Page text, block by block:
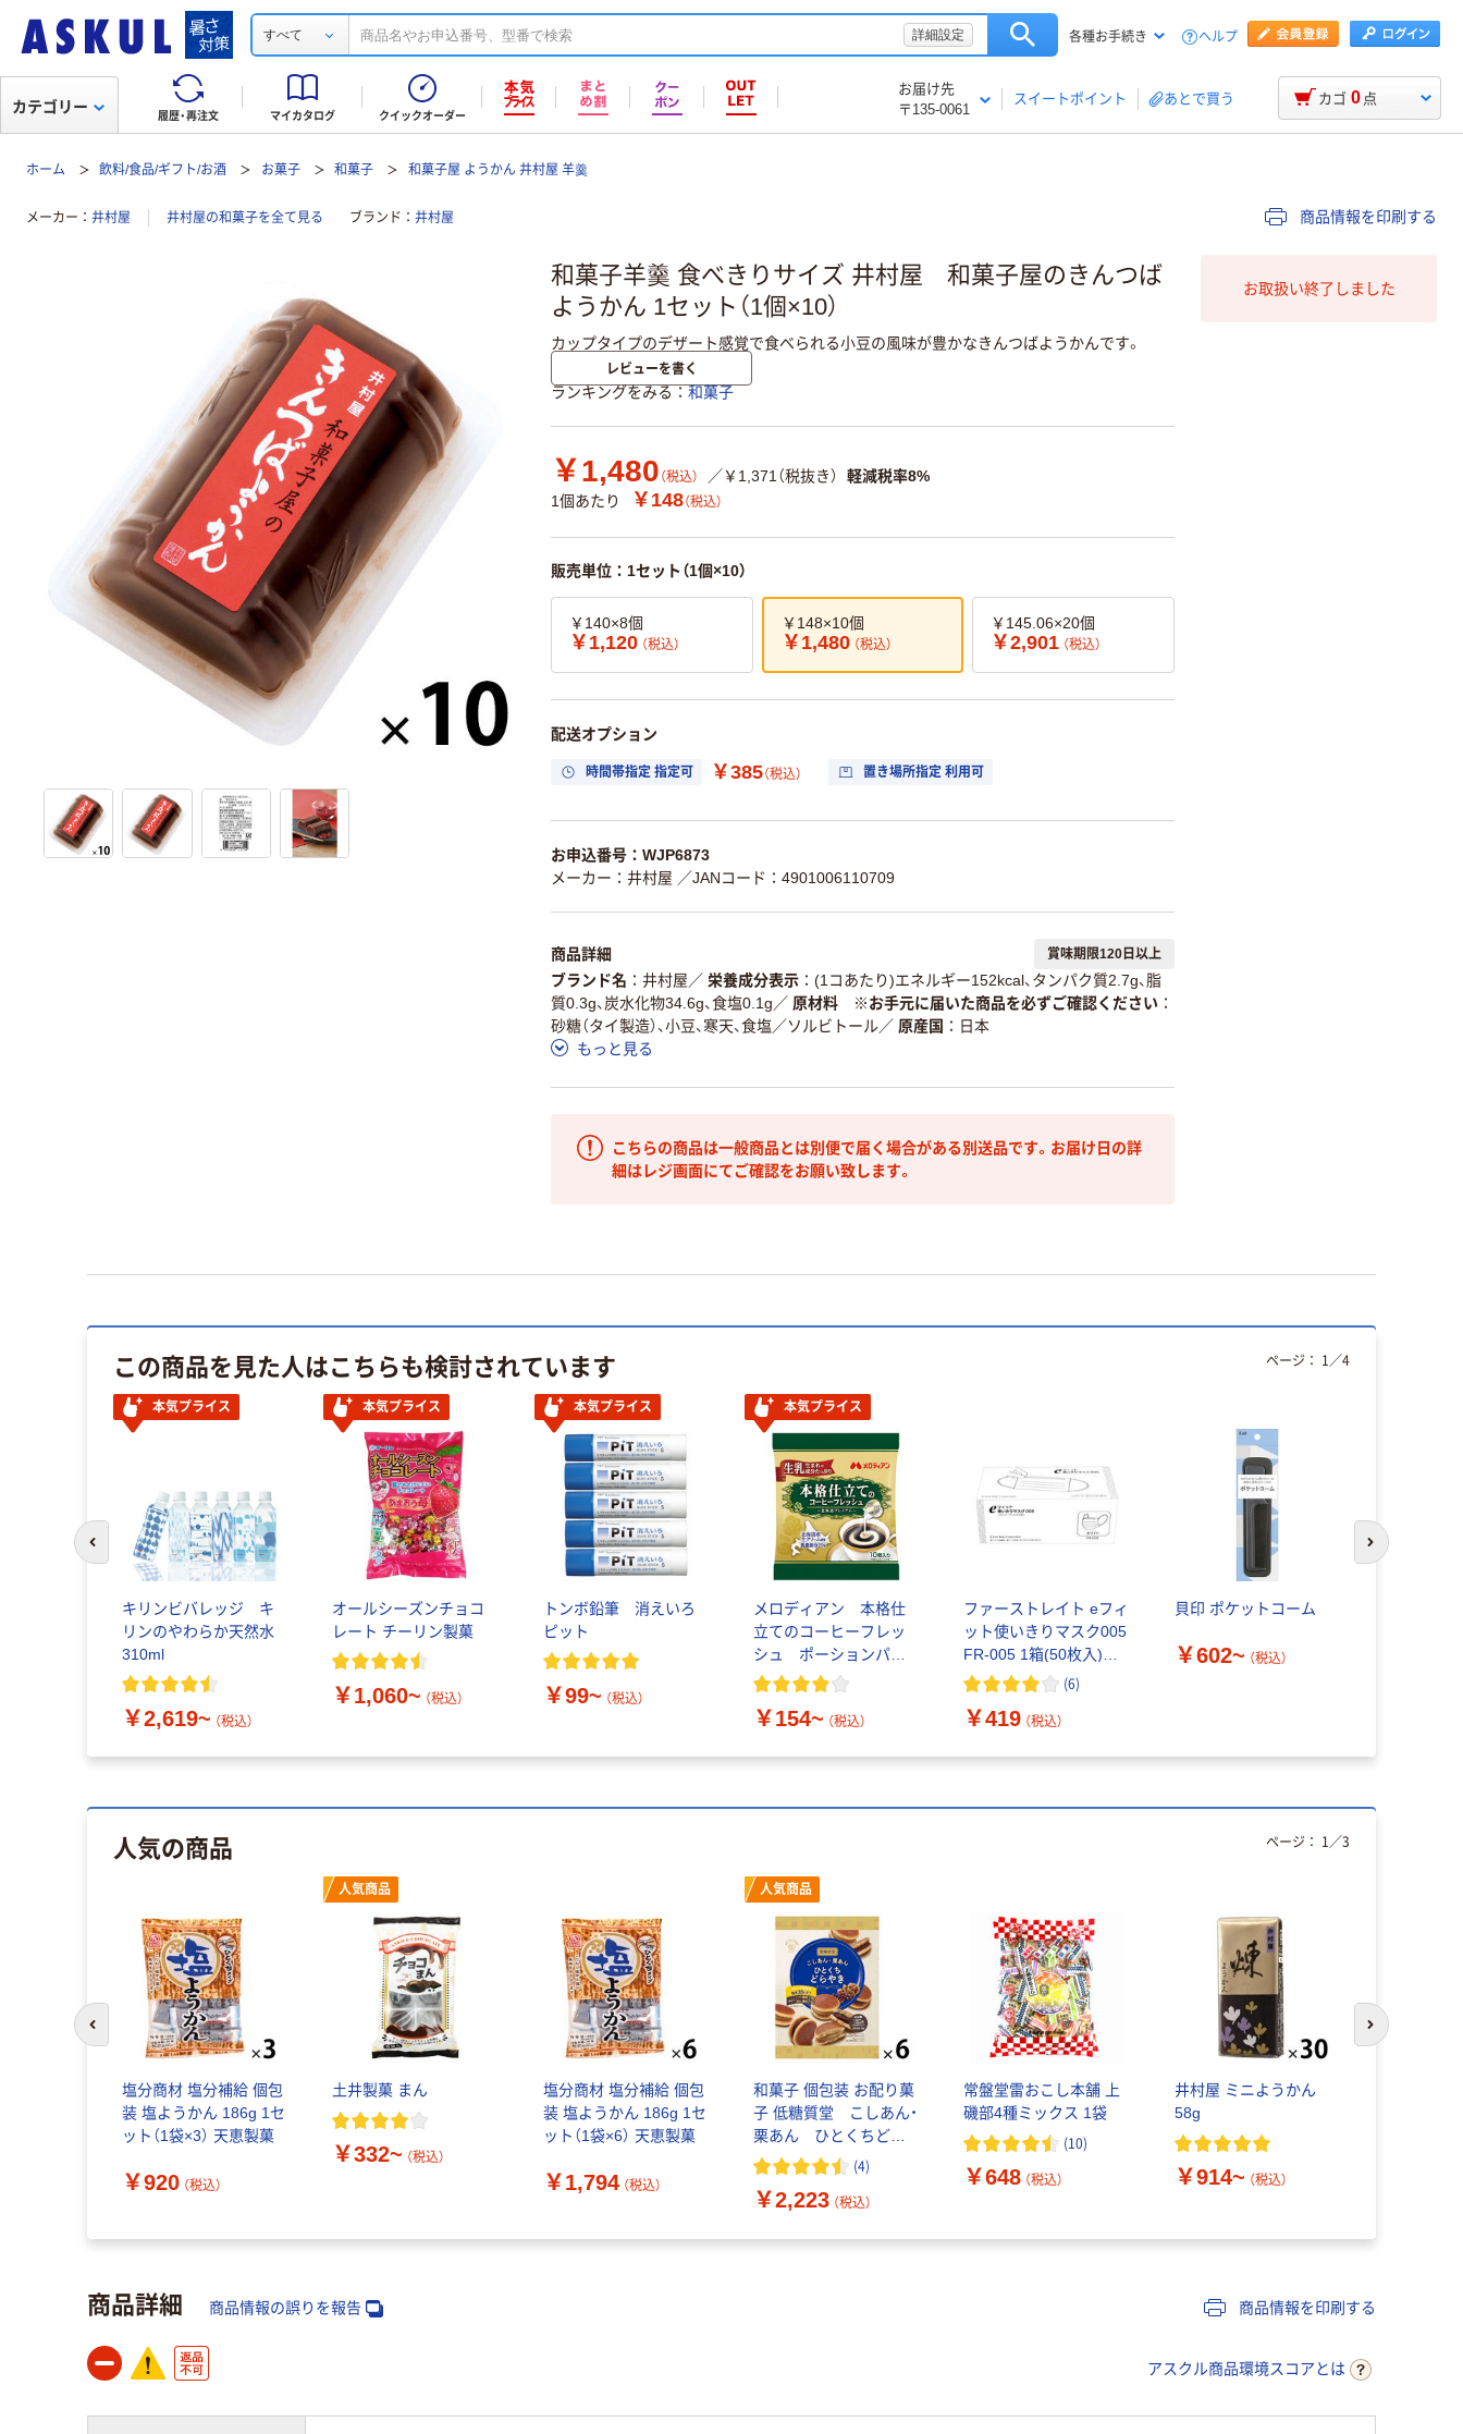
すべて 詳細設定 各種お手続き ヘルプ
履歴・再注文 マイカタログ クイックオーダー
お届け先
〒135-0061
スイートポイント あとで買う
カテゴリー カゴ 0 点
ホーム 飲料/食品/ギフト/お酒 お菓子 和菓子 和菓子屋 ようかん 井村屋 羊羹
メーカー 井村屋 井村屋の和菓子を全て見る ブランド 井村屋 商品情報を印刷する
和菓子羊羹 食べきりサイズ 井村屋 和菓子屋のきんつば
ようかん 1セット（1個×10）
カップタイプのデザート感覚で食べられる小豆の風味が豊かなきんつばようかんです。
レビューを書く
ランキングをみる 和菓子
￥1,480 （税込） ／￥1,371（税抜き）
軽減税率8%
1個あたり
￥148（税込）
販売単位：1セット（1個×10）
￥140×8個
￥1,120 （税込）
￥148×10個
￥1,480 （税込）
￥145.06×20個
￥2,901 （税込）
配送オプション
時間帯指定 指定可 ￥385（税込） 置き場所指定 利用可
お申込番号：WJP6873
メーカー：井村屋 ／JANコード：4901006110709
商品詳細 賞味期限120日以上
ブランド名 井村屋 ／ 栄養成分表示
(1コあたり)エネルギー152kcal、タンパク質2.7g、脂
質0.3g、炭水化物34.6g、食塩0.1g ／ 原材料 ※お手元に届いた商品を必ずご確認ください
砂糖（タイ製造）、小豆、寒天、食塩／ソルビトール／ 原産国
日本
もっと見る
こちらの商品は一般商品とは別便で届く場合がある別送品です。お届け日の詳
細はレジ画面にてご確認をお願い致します。
お取扱い終了しました
この商品を見た人はこちらも検討されています
本気プライス
キリンビバレッジ キ
リンのやわらか天然水
310ml
￥2,619~ （税込）
本気プライス
オールシーズンチョコ
レート チーリン製菓
￥1,060~ （税込）
本気プライス
トンボ鉛筆 消えいろ
ピット
￥99~ （税込）
本気プライス
メロディアン 本格仕
立てのコーヒーフレッ
シュ ポーションパッ
ク
￥154~ （税込）
ファーストレイト eフィ
ット使いきりマスク005
FR-005 1箱(50枚入)
不織布マスク 3層式
(6)
￥419 （税込）
貝印 ポケットコーム
￥602~ （税込）
ページ： 1 ／4
前のスライドへ 次のスライド
人気の商品
塩分商材 塩分補給 個包
装 塩ようかん 186g 1セ
ット（1袋×3） 天恵製菓
￥920 （税込）
人気商品
土井製菓 まん
￥332~ （税込）
塩分商材 塩分補給 個包
装 塩ようかん 186g 1セ
ット（1袋×6） 天恵製菓
￥1,794 （税込）
人気商品
和菓子 個包装 お配り菓
子 低糖質堂 こしあん・
栗あん ひとくちどら
やき アソート 1セット
(4)
￥2,223 （税込）
常盤堂雷おこし本舗 上
磯部4種ミックス 1袋
(10)
￥648 （税込）
井村屋 ミニようかん
58g
￥914~ （税込）
ページ： 1／3
前のスライドへ 次のスライド
商品詳細 商品情報の誤りを報告 商品情報を印刷する
アスクル商品環境スコアとは